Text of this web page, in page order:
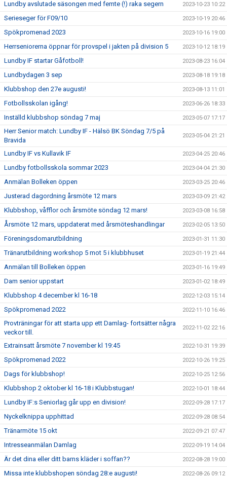
Lundby avslutade säsongen med femte (!) raka segern 2023-10-23 10:22
Serieseger för F09/10 2023-10-19 20:46
Spökpromenad 2023 2023-10-16 19:00
Herrseniorerna öppnar för provspel i jakten på division 5 2023-10-12 18:19
Lundby IF startar Gåfotboll! 2023-08-23 16:04
Lundbydagen 3 sep 2023-08-18 19:18
Klubbshop den 27e augusti! 2023-08-13 11:01
Fotbollsskolan igång! 2023-06-26 18:33
Inställd klubbshop söndag 7 maj 2023-05-07 17:17
Herr Senior match: Lundby IF - Hälsö BK Söndag 7/5 på
Bravida
2023-05-04 21:21
Lundby IF vs Kullavik IF 2023-04-25 20:46
Lundby fotbollsskola sommar 2023 2023-04-04 21:30
Anmälan Bolleken öppen 2023-03-25 20:46
Justerad dagordning årsmöte 12 mars 2023-03-09 21:42
Klubbshop, våfflor och årsmöte söndag 12 mars! 2023-03-08 16:58
Årsmöte 12 mars, uppdaterat med årsmöteshandlingar 2023-02-05 13:50
Föreningsdomarutbildning 2023-01-31 11:30
Tränarutbildning workshop 5 mot 5 i klubbhuset 2023-01-19 21:44
Anmälan till Bolleken öppen 2023-01-16 19:49
Dam senior uppstart 2023-01-02 18:49
Klubbshop 4 december kl 16-18 2022-12-03 15:14
Spökpromenad 2022 2022-11-10 16:46
Provträningar för att starta upp ett Damlag- fortsätter några
veckor till.
2022-11-02 22:16
Extrainsatt årsmöte 7 november kl 19:45 2022-10-31 19:39
Spökpromenad 2022 2022-10-26 19:25
Dags för klubbshop! 2022-10-25 12:56
Klubbshop 2 oktober kl 16-18 i Klubbstugan! 2022-10-01 18:44
Lundby IF:s Seniorlag går upp en division! 2022-09-28 17:17
Nyckelknippa upphittad 2022-09-28 08:54
Tränarmöte 15 okt 2022-09-21 07:47
Intresseanmälan Damlag 2022-09-19 14:04
Är det dina eller ditt barns kläder i soffan?? 2022-08-28 19:00
Missa inte klubbshopen söndag 28:e augusti! 2022-08-26 09:12